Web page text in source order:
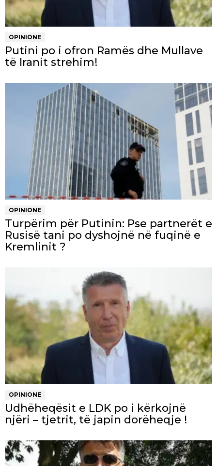
OPINIONE
Putini po i ofron Ramës dhe Mullave
të Iranit strehim!
OPINIONE
Turpërim për Putinin: Pse partnerët e
Rusisë tani po dyshojnë në fuqinë e
Kremlinit ?
OPINIONE
Udhëheqësit e LDK po i kërkojnë
njëri – tjetrit, të japin dorëheqje !